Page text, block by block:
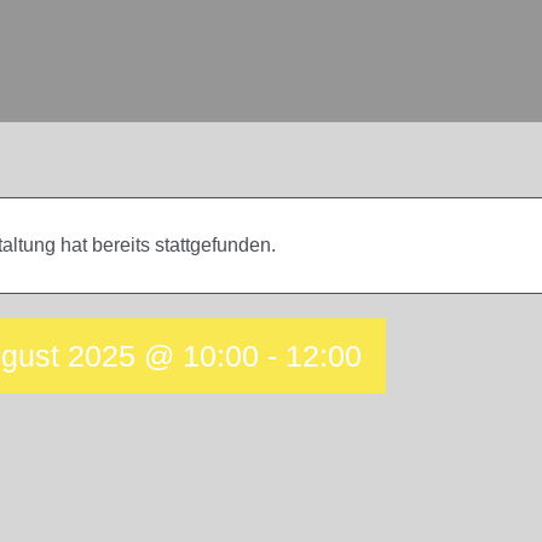
hat bereits stattgefunden.
2025 @ 10:00 - 12:00